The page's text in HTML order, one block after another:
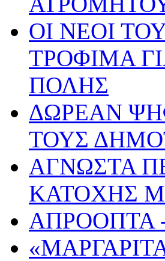
ΟΙ ΝΕΟΙ
ΤΡΟΦΙΜΑ
ΠΟΛΗΣ
ΔΩΡΕΑΝ
ΤΟΥΣ
ΑΓΝΩΣΤΑ
ΚΑΤΟΧΗΣ
ΑΠΡΟΟΠΤΑ